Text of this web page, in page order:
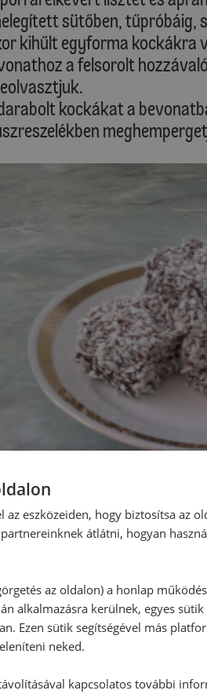
sütőben, tűpróbáig,
kihűlt egyforma kockákra
a felsorolt
kockákat a
a recepthez még nem
eszközeiden, hogy biztosítsa az
átlátni, hogyan
az oldalon) a honlap
alkalmazásra kerülnek, egyes
Ezen sütik segítségével más
neked.
kapcsolatos további